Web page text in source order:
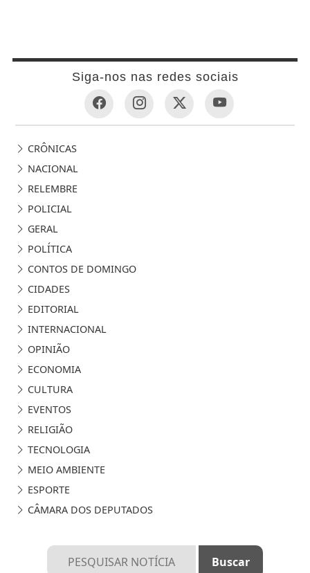
Siga-nos nas redes sociais
CRÔNICAS
NACIONAL
RELEMBRE
POLICIAL
GERAL
POLÍTICA
CONTOS DE DOMINGO
CIDADES
EDITORIAL
INTERNACIONAL
OPINIÃO
ECONOMIA
CULTURA
EVENTOS
RELIGIÃO
TECNOLOGIA
MEIO AMBIENTE
ESPORTE
CÂMARA DOS DEPUTADOS